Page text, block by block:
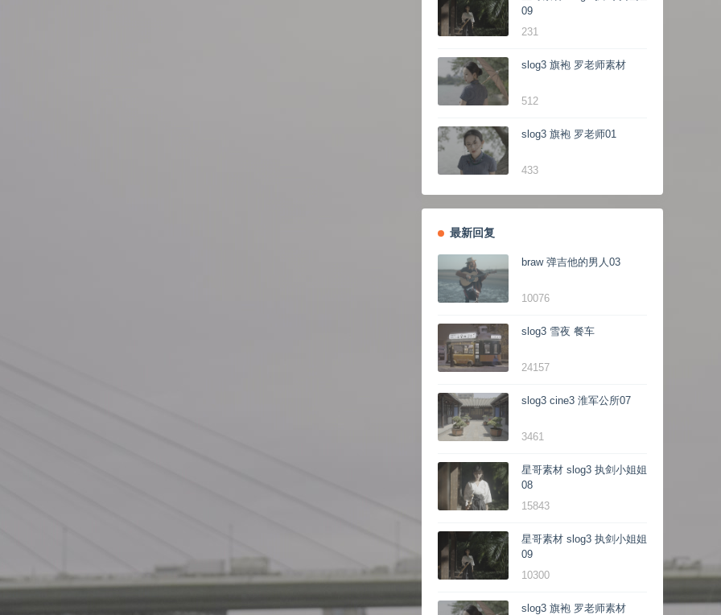
09
231
slog3 旗袍 罗老师素材
512
slog3 旗袍 罗老师01
433
最新回复
braw 弹吉他的男人03
10076
slog3 雪夜 餐车
24157
slog3 cine3 淮军公所07
3461
星哥素材 slog3 执剑小姐姐
08
15843
星哥素材 slog3 执剑小姐姐
09
10300
slog3 旗袍 罗老师素材